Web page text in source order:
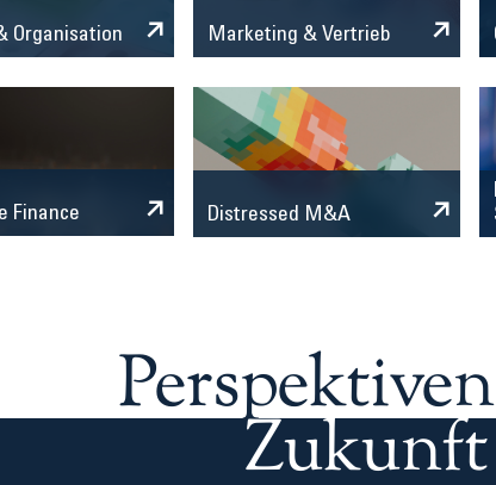
Organisation Marketing & Vertrieb
Finance Distressed M&A
Zukunft